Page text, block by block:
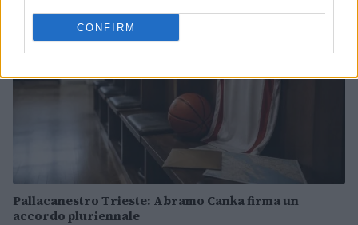
CONFIRM
Pallacanestro Trieste: Abramo Canka firma un
accordo pluriennale